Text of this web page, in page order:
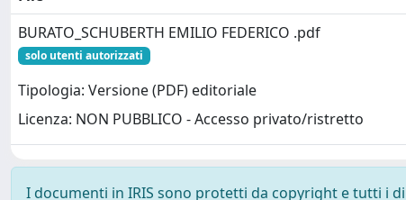
BURATO_SCHUBERTH EMILIO FEDERICO .pdf
solo utenti autorizzati
Tipologia: Versione (PDF) editoriale
Licenza: NON PUBBLICO - Accesso privato/ristretto
I documenti in IRIS sono protetti da copyright e tutti i